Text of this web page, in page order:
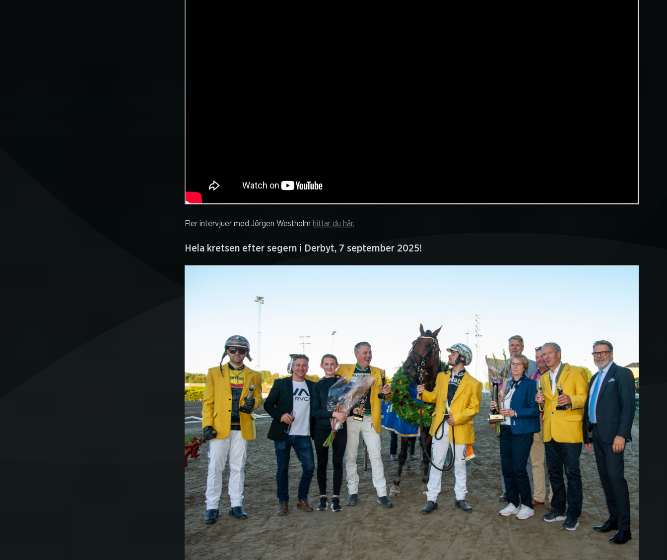
Fler intervjuer med Jörgen Westholm hittar du här.
Hela kretsen efter segern i Derbyt, 7 september 2025!